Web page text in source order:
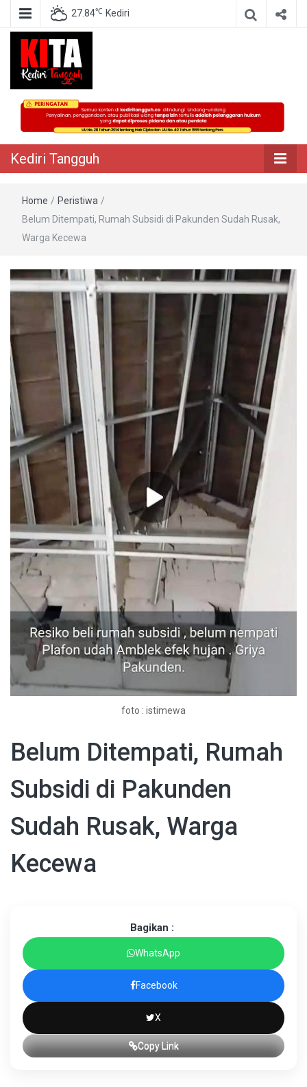
27.84℃ Kediri
Kediri Tangguh
Berita Akurat Terpercaya
Kediri Tangguh
Home / Peristiwa /
Belum Ditempati, Rumah Subsidi di Pakunden Sudah Rusak,
Warga Kecewa
foto : istimewa
Belum Ditempati, Rumah
Subsidi di Pakunden
Sudah Rusak, Warga
Kecewa
Bagikan :
WhatsApp
Facebook
X
Copy Link